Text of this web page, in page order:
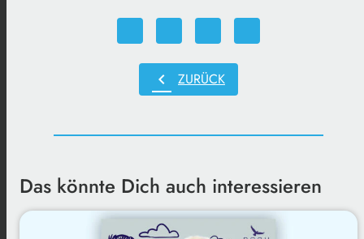
chevron_left ZURÜCK
Das könnte Dich auch interessieren